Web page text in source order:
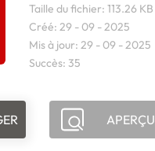
Taille du fichier: 113.26 KB
Créé: 29 - 09 - 2025
Mis à jour: 29 - 09 - 2025
Succès: 35
APERÇU